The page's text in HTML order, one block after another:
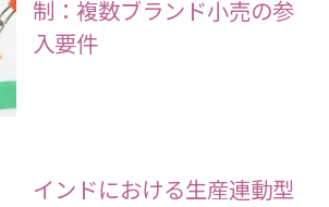
制：複数ブランド小売の参
入要件
インドにおける生産連動型